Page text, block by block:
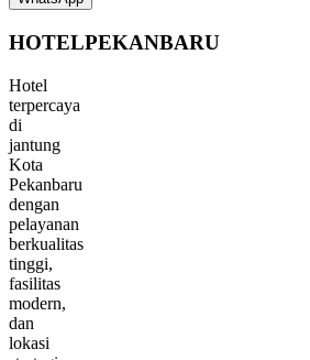
info@hotelpekanbaru.com
Navigasi
Cepat
Beranda
Kami
&
TarifReview
TamuLokasi
Informasi
Hotel
Alamat: